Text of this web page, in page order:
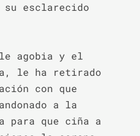
su esclarecido
le agobia y el
le ha retirado
con que
a la
para que ciña a